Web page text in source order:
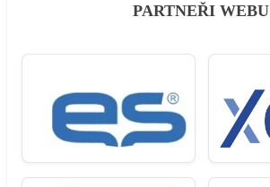
PARTNEŘI WEBU